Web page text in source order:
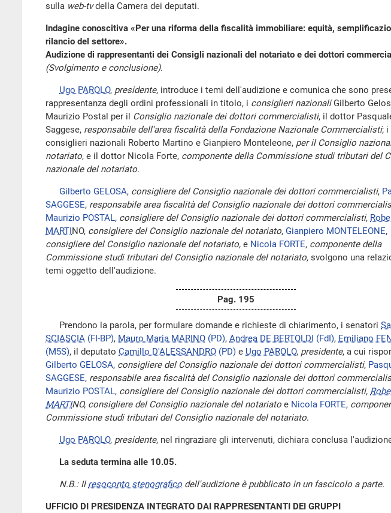
sulla web-tvdella Camera dei deputati.
Indagine conoscitiva «Per una riforma della fiscalità immobiliare: equità,
rilancio del settore».
Audizione di rappresentanti dei Consigli nazionali del notariato e dei dottori
(Svolgimento e conclusione).
Ugo PAROLO, presidente, introduce i temi dell'audizione e comunica che sono
rappresentanza degli ordini professionali in titolo, i consiglieri nazionaliGilberto
Maurizio Postal per il Consiglio nazionale dei dottori commercialisti, il dottor
Saggese, responsabile dell'area fiscalità della Fondazione Nazionale Commercialisti; i
consiglieri nazionali Roberto Martino e Gianpiero Monteleone, per il Consiglio
notariato, e il dottor Nicola Forte, componente della Commissione studi tributari del
nazionale del notariato.
Gilberto GELOSA, consigliere del Consiglio nazionale dei dottori commercialisti,
SAGGESE, responsabile area fiscalità del Consiglio nazionale dei dottori
Maurizio POSTAL, consigliere del Consiglio nazionale dei dottori commercialisti,
MARTINO, consigliere del Consiglio nazionale del notariato, Gianpiero MONTELEONE,
consigliere del Consiglio nazionale del notariato, e Nicola FORTE, componente della
Commissione studi tributari del Consiglio nazionale del notariato, svolgono una
temi oggetto dell'audizione.
Pag. 195
Prendono la parola, per formulare domande e richieste di chiarimento, i senatori
SCIASCIA (FI-BP), Mauro Maria MARINO (PD), Andrea DE BERTOLDI (FdI), Emiliano
(M5S), il deputato Camillo D'ALESSANDRO (PD) e Ugo PAROLO, presidente, a cui
Gilberto GELOSA, consigliere del Consiglio nazionale dei dottori commercialisti,
SAGGESE, responsabile area fiscalità del Consiglio nazionale dei dottori
Maurizio POSTAL, consigliere del Consiglio nazionale dei dottori commercialisti,
MARTINO, consigliere del Consiglio nazionale del notariato e Nicola FORTE,
Commissione studi tributari del Consiglio nazionale del notariato.
Ugo PAROLO, presidente, nel ringraziare gli intervenuti, dichiara conclusa
La seduta termina alle 10.05.
N.B.: Ilresoconto stenografico dell'audizione è pubblicato in un fascicolo a parte.
UFFICIO DI PRESIDENZA INTEGRATO DAI RAPPRESENTANTI DEI GRUPPI